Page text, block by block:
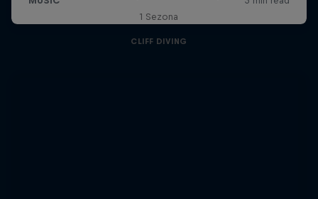
1 Sezona
CLIFF DIVING